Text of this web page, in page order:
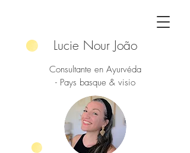
Lucie Nour João
Consultante en Ayurvéda
- Pays basque & visio